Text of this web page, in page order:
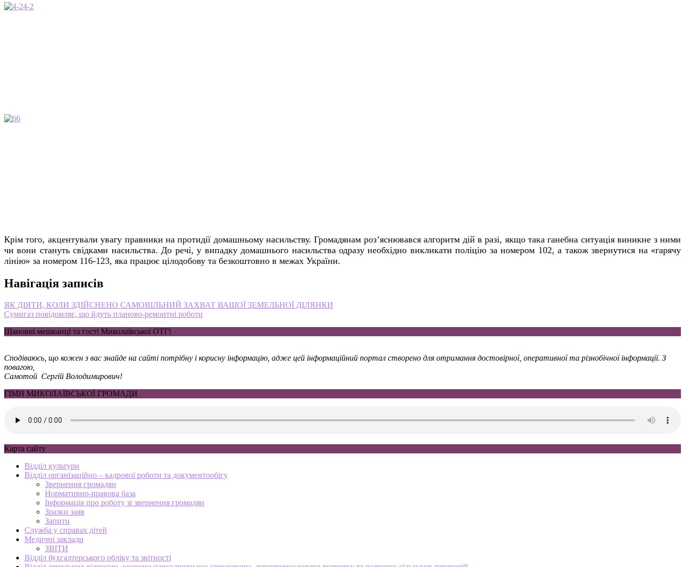
4-2
6
Крім того, акцентували увагу правники на протидії домашньому насильству. Громадянам роз’яснювався алгоритм дій в разі, якщо така ганебна ситуація виникне з ними
чи вони стануть свідками насильства. До речі, у випадку домашнього насильства одразу необхідно викликати поліцію за номером 102, а також звернутися на «гарячу
лінію» за номером 116-123, яка працює цілодобову та безкоштовно в межах України.
Навігація записів
ЯК ДІЯТИ, КОЛИ ЗДІЙСНЕНО САМОВІЛЬНИЙ ЗАХВАТ ВАШОЇ ЗЕМЕЛЬНОЇ ДІЛЯНКИ
Сумигаз повідомляє, що йдуть планово-ремонтні роботи
Шановні мешканці та гості Миколаївської ОТГ!
Сподіваюсь, що кожен з вас знайде на сайті потрібну і корисну інформацію, адже цей інформаційний портал створено для отримання достовірної, оперативної та різнобічної інформації. З
повагою,
Самотой Сергій Володимирович!
ГІМН МИКОЛАЇВСЬКОЇ ГРОМАДИ
Карта сайту
Відділ культури
Відділ організаційно – кадрової роботи та документообігу
Звернення громадян
Нормативно-правова база
Інформація про роботу зі звернення громадян
Зразки заяв
Запити
Служба у справах дітей
Медичні заклади
ЗВІТИ
Відділ бухгалтерського обліку та звітності